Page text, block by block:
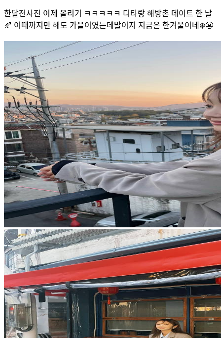
한달전사진 이제 올리기 ㅋㅋㅋㅋㅋ 디타랑 해방촌 데이트 한 날
🍂 이때까지만 해도 가을이였는데말이지 지금은 한겨울이네❄️😬